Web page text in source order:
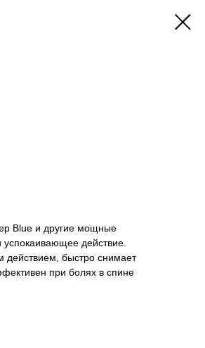
Blue и другие мощные
действие.
быстро снимает
при болях в спине